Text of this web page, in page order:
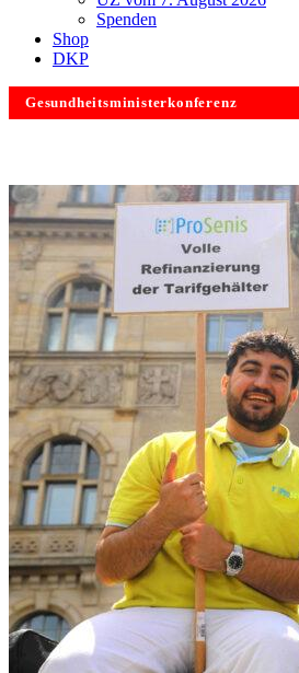
Spenden
Shop
DKP
Gesundheitsministerkonferenz